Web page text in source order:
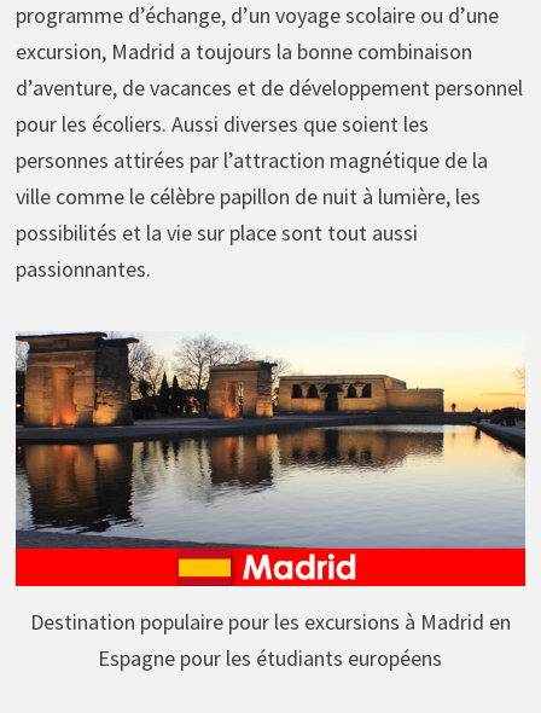
programme d’échange, d’un voyage scolaire ou d’une
excursion, Madrid a toujours la bonne combinaison
d’aventure, de vacances et de développement personnel
pour les écoliers. Aussi diverses que soient les
personnes attirées par l’attraction magnétique de la
ville comme le célèbre papillon de nuit à lumière, les
possibilités et la vie sur place sont tout aussi
passionnantes.
Destination populaire pour les excursions à Madrid en
Espagne pour les étudiants européens